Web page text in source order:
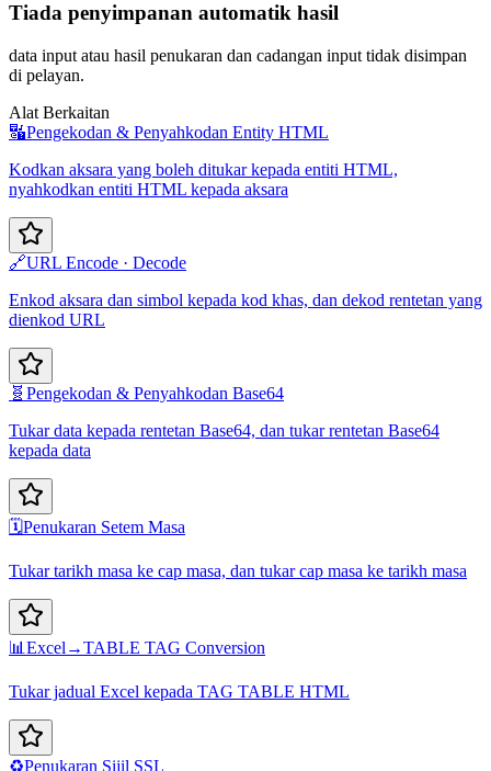
Tiada penyimpanan automatik hasil
data input atau hasil penukaran dan cadangan input tidak disimpan
di pelayan.
Alat Berkaitan
🔣Pengekodan & Penyahkodan Entity HTML
Kodkan aksara yang boleh ditukar kepada entiti HTML,
nyahkodkan entiti HTML kepada aksara
🔗URL Encode · Decode
Enkod aksara dan simbol kepada kod khas, dan dekod rentetan yang
dienkod URL
🧬 Pengekodan & Penyahkodan Base64
Tukar data kepada rentetan Base64, dan tukar rentetan Base64
kepada data
🗓️Penukaran Setem Masa
Tukar tarikh masa ke cap masa, dan tukar cap masa ke tarikh masa
📊 Excel→TABLE TAG Conversion
Tukar jadual Excel kepada TAG TABLE HTML
♻️Penukaran Sijil SSL